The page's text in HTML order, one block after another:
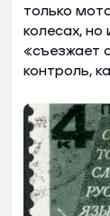
только
колесах, но
«съезжает
контроль,